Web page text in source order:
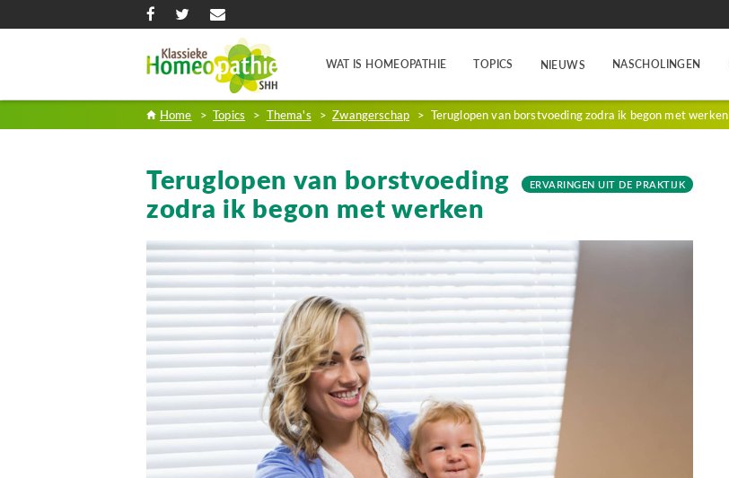
WAT IS HOMEOPATHIE TOPICS NIEUWS NASCHOLINGEN
Home > Topics > Thema's > Zwangerschap > Teruglopen van borstvoeding zodra ik begon met werken
Teruglopen van borstvoeding
zodra ik begon met werken
ERVARINGEN UIT DE PRAKTIJK